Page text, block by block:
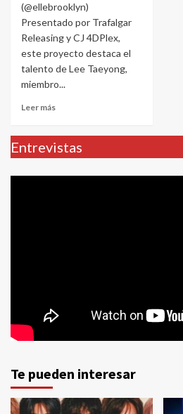
(@ellebrooklyn)
Presentado por Trafalgar
Releasing y CJ 4DPlex,
este proyecto destaca el
talento de Lee Taeyong,
miembro...
Leer más
Entrevistas
Te pueden interesar